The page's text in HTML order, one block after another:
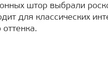
штор выбрали
для классических